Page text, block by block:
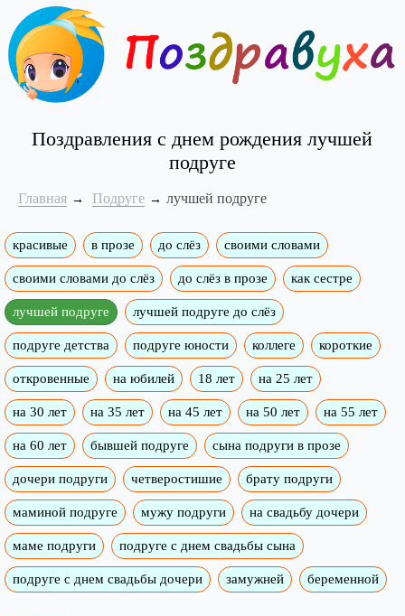
Поздравления с днем рождения лучшей
подруге
Главная Подруге лучшей подруге
красивые в прозе до слёз своими словами
своими словами до слёз до слёз в прозе как сестре
лучшей подруге лучшей подруге до слёз
подруге детства подруге юности коллеге короткие
откровенные на юбилей 18 лет на 25 лет
на 30 лет на 35 лет на 45 лет на 50 лет на 55 лет
на 60 лет бывшей подруге сына подруги в прозе
дочери подруги четверостишие брату подруги
маминой подруге мужу подруги на свадьбу дочери
маме подруги подруге с днем свадьбы сына
подруге с днем свадьбы дочери замужней беременной